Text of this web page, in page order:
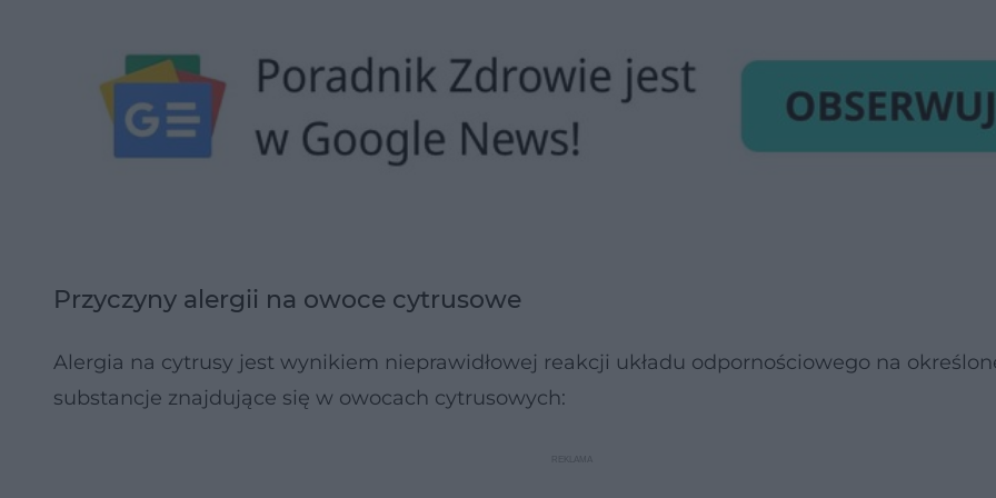
Przyczyny alergii na owoce cytrusowe
Alergia na cytrusy jest wynikiem nieprawidłowej reakcji układu odpornościowego na
substancje znajdujące się w owocach cytrusowych: